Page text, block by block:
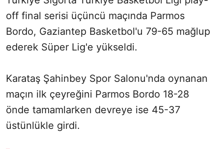
off final serisi üçüncü maçında Parmos
Bordo, Gaziantep Basketbol'u 79-65 mağlup
ederek Süper Lig'e yükseldi.
Karataş Şahinbey Spor Salonu'nda oynanan
maçın ilk çeyreğini Parmos Bordo 18-28
önde tamamlarken devreye ise 45-37
üstünlükle girdi.